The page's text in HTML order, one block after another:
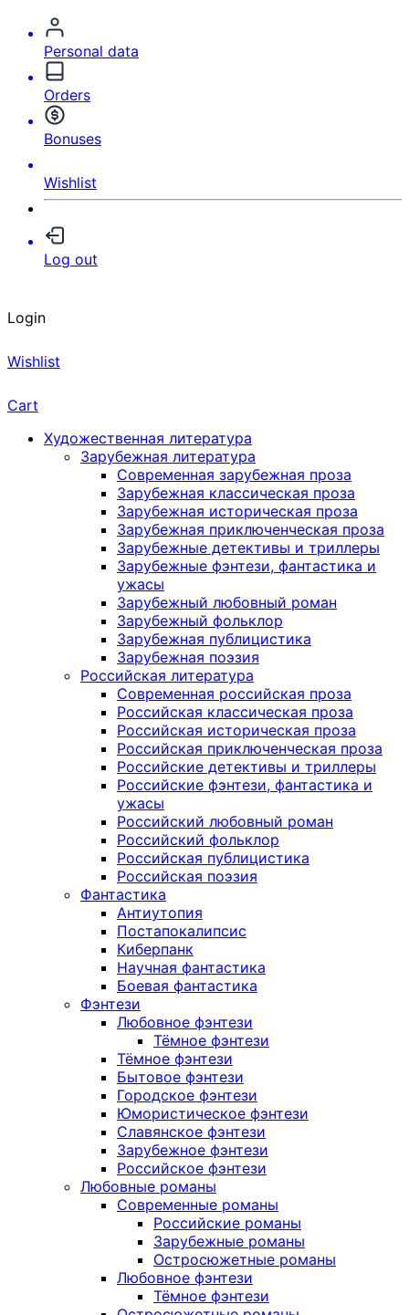
Personal data
Orders
Bonuses
Wishlist
Log out
Login
Wishlist
Cart
Художественная литература
Зарубежная литература
Современная зарубежная проза
Зарубежная классическая проза
Зарубежная историческая проза
Зарубежная приключенческая проза
Зарубежные детективы и триллеры
Зарубежные фэнтези, фантастика и
ужасы
Зарубежный любовный роман
Зарубежный фольклор
Зарубежная публицистика
Зарубежная поэзия
Российская литература
Современная российская проза
Российская классическая проза
Российская историческая проза
Российская приключенческая проза
Российские детективы и триллеры
Российские фэнтези, фантастика и
ужасы
Российский любовный роман
Российский фольклор
Российская публицистика
Российская поэзия
Фантастика
Антиутопия
Постапокалипсис
Киберпанк
Научная фантастика
Боевая фантастика
Фэнтези
Любовное фэнтези
Тёмное фэнтези
Тёмное фэнтези
Бытовое фэнтези
Городское фэнтези
Юмористическое фэнтези
Славянское фэнтези
Зарубежное фэнтези
Российское фэнтези
Любовные романы
Современные романы
Российские романы
Зарубежные романы
Остросюжетные романы
Любовное фэнтези
Тёмное фэнтези